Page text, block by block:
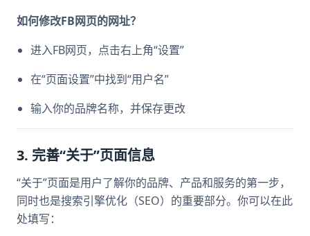
如何修改FB网页的网址？
进入FB网页，点击右上角“设置”
在“页面设置”中找到“用户名”
输入你的品牌名称，并保存更改
3. 完善“关于”页面信息
“关于”页面是用户了解你的品牌、产品和服务的第一步，
同时也是搜索引擎优化（SEO）的重要部分。你可以在此
处填写：